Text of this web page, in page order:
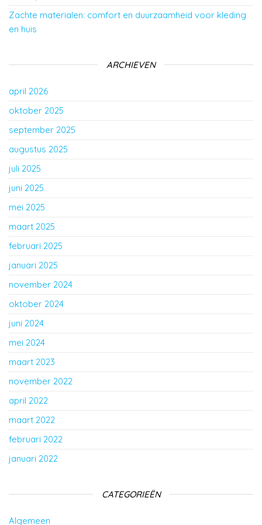
Zachte materialen: comfort en duurzaamheid voor kleding
en huis
ARCHIEVEN
april 2026
oktober 2025
september 2025
augustus 2025
juli 2025
juni 2025
mei 2025
maart 2025
februari 2025
januari 2025
november 2024
oktober 2024
juni 2024
mei 2024
maart 2023
november 2022
april 2022
maart 2022
februari 2022
januari 2022
CATEGORIEËN
Algemeen